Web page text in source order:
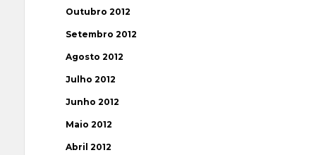
Outubro 2012
Setembro 2012
Agosto 2012
Julho 2012
Junho 2012
Maio 2012
Abril 2012